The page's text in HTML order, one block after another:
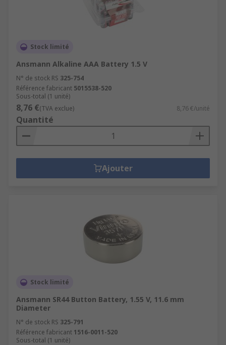
Stock limité
Ansmann Alkaline AAA Battery 1.5 V
N° de stock RS 325-754
Référence fabricant 5015538-520
Sous-total (1 unité)
8,76 €(TVA exclue) 8,76 €/unité
Quantité
Ajouter
Stock limité
Ansmann SR44 Button Battery, 1.55 V, 11.6 mm
Diameter
N° de stock RS 325-791
Référence fabricant 1516-0011-520
Sous-total (1 unité)